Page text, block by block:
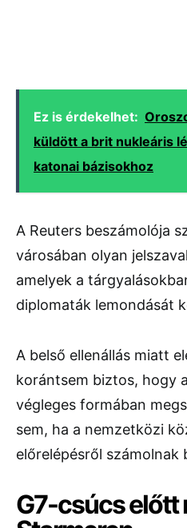
Ez is érdekelhet:
küldött a brit nukleáris
katonai bázisokhoz
A Reuters beszámolója
városában olyan
amelyek a
diplomaták lemondását
A belső ellenállás miatt
korántsem biztos, hogy
végleges formában
sem, ha a nemzetközi
előrelépésről számolnak
G7-csúcs előtt